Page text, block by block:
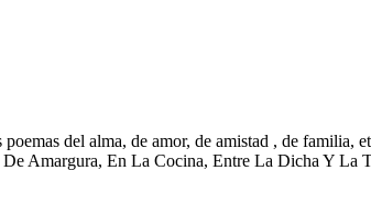
del alma, de amor, de amistad , de familia,
Amargura, En La Cocina, Entre La Dicha Y La